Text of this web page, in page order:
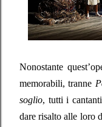
Nonostante
memorabili, tranne
soglio, tutti i
dare risalto alle loro